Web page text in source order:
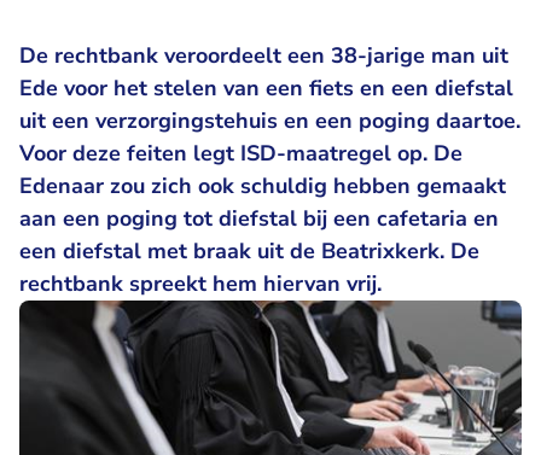
De rechtbank veroordeelt een 38-jarige man uit
Ede voor het stelen van een fiets en een diefstal
uit een verzorgingstehuis en een poging daartoe.
Voor deze feiten legt ISD-maatregel op. De
Edenaar zou zich ook schuldig hebben gemaakt
aan een poging tot diefstal bij een cafetaria en
een diefstal met braak uit de Beatrixkerk. De
rechtbank spreekt hem hiervan vrij.